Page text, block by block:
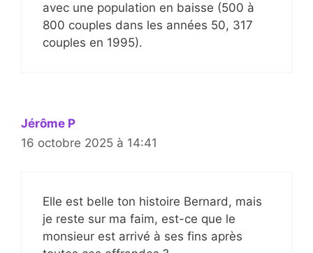
avec une population en baisse (500 à
800 couples dans les années 50, 317
couples en 1995).
Jérôme P
16 octobre 2025 à 14:41
Elle est belle ton histoire Bernard, mais
je reste sur ma faim, est-ce que le
monsieur est arrivé à ses fins après